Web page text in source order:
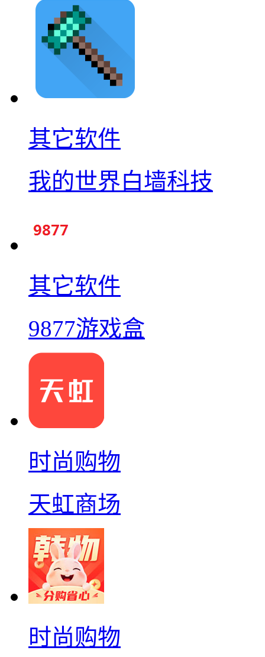
其它软件
我的世界白墙科技
其它软件
9877游戏盒
时尚购物
天虹商场
时尚购物